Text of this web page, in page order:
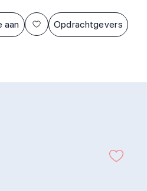
aan Opdrachtgevers